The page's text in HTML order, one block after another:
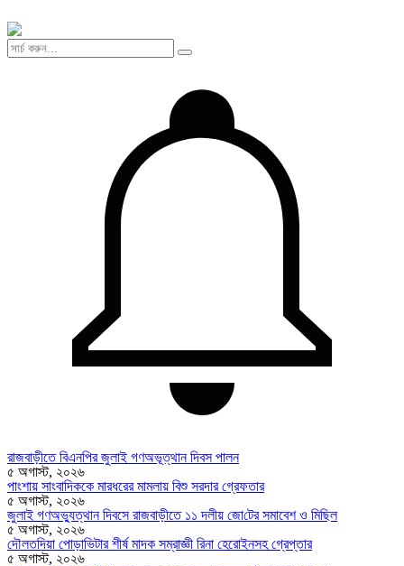
রাজবাড়ীতে বিএন‌পির জুলাই গণঅভূত্থান দিবস পালন
৫ অগাস্ট, ২০২৬
পাংশায় সাংবাদিককে মারধরের মামলায় বিশু সরদার গ্রেফতার
৫ অগাস্ট, ২০২৬
জুলাই গণঅভ্যুত্থান দিবসে রাজবাড়ীতে ১১ দলীয় জো‌টের সমাবেশ ও মি‌ছিল
৫ অগাস্ট, ২০২৬
দৌলতদিয়া পোড়াভিটার শীর্ষ মাদক সম্রাজ্ঞী রিনা হেরোইনসহ গ্রেপ্তার
৫ অগাস্ট, ২০২৬